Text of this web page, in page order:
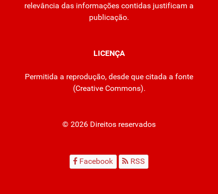
relevância das informações contidas justificam a
publicação.
LICENÇA
Permitida a reprodução, desde que citada a fonte
(Creative Commons).
© 2026 Direitos reservados
Facebook RSS